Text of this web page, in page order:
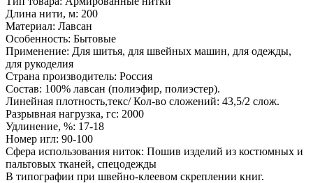
Длина нити, м: 200
Материал: Лавсан
Особенность: Бытовые
Применение: Для шитья, для швейных машин, для одежды,
для рукоделия
Страна производитель: Россия
Состав: 100% лавсан (полиэфир, полиэстер).
Линейная плотность,текс/ Кол-во сложений: 43,5/2 слож.
Разрывная нагрузка, гс: 2000
Удлинение, %: 17-18
Номер игл: 90-100
Сфера использования ниток: Пошив изделий из костюмных и
пальтовых тканей, спецодежды
В типографии при швейно-клеевом скреплении книг.